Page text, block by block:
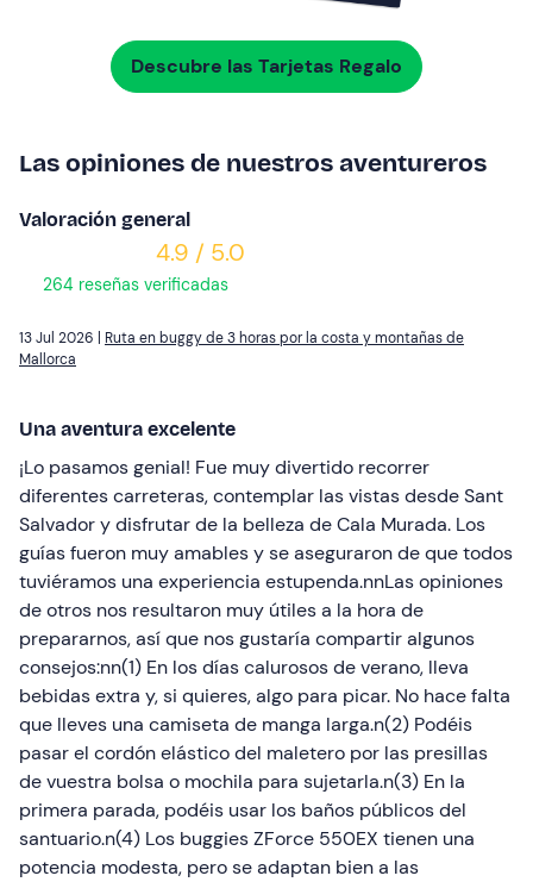
Descubre las Tarjetas Regalo
Las opiniones de nuestros aventureros
Valoración general
4.9 / 5.0
264 reseñas verificadas
13 Jul 2026 | Ruta en buggy de 3 horas por la costa y montañas de
Mallorca
Una aventura excelente
¡Lo pasamos genial! Fue muy divertido recorrer
diferentes carreteras, contemplar las vistas desde Sant
Salvador y disfrutar de la belleza de Cala Murada. Los
guías fueron muy amables y se aseguraron de que todos
tuviéramos una experiencia estupenda.nnLas opiniones
de otros nos resultaron muy útiles a la hora de
prepararnos, así que nos gustaría compartir algunos
consejos:nn(1) En los días calurosos de verano, lleva
bebidas extra y, si quieres, algo para picar. No hace falta
que lleves una camiseta de manga larga.n(2) Podéis
pasar el cordón elástico del maletero por las presillas
de vuestra bolsa o mochila para sujetarla.n(3) En la
primera parada, podéis usar los baños públicos del
santuario.n(4) Los buggies ZForce 550EX tienen una
potencia modesta, pero se adaptan bien a las